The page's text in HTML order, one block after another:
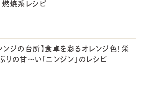
燃焼系レシピ
ンジの台所】食卓を彩るオレンジ色！栄
りの甘～い「ニンジン」のレシピ